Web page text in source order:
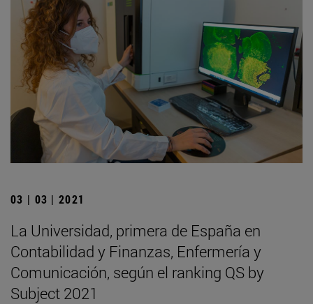
03 | 03 | 2021
La Universidad, primera de España en
Contabilidad y Finanzas, Enfermería y
Comunicación, según el ranking QS by
Subject 2021